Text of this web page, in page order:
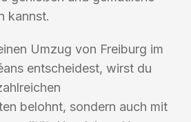
kannst.
Umzug von Freiburg im
entscheidest, wirst du
belohnt, sondern auch mit